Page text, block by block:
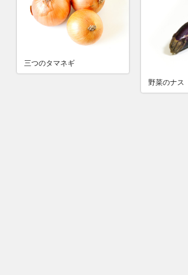
三つのタマネギ
野菜のナス